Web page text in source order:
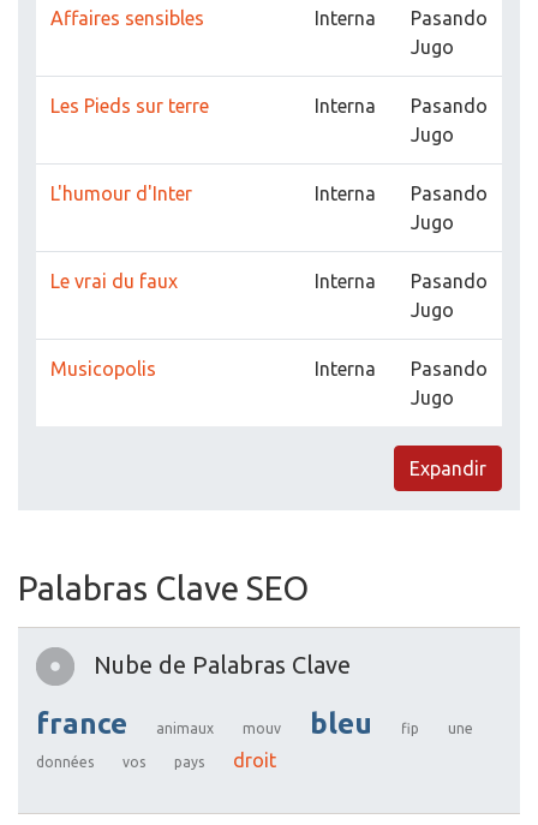
Affaires sensibles Interna
Pasando
Jugo
Les Pieds sur terre Interna
Pasando
Jugo
L'humour d'Inter Interna
Pasando
Jugo
Le vrai du faux Interna
Pasando
Jugo
Musicopolis Interna
Pasando
Jugo
Expandir
Palabras Clave SEO
Nube de Palabras Clave
france animaux mouv bleu fip une
données vos pays droit